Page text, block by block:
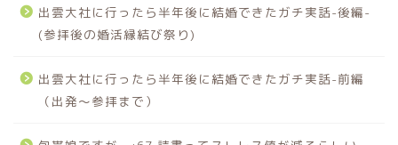
出雲大社に行ったら半年後に結婚できたガチ実話-後編-
(参拝後の婚活縁結び祭り)
出雲大社に行ったら半年後に結婚できたガチ実話-前編
（出発〜参拝まで）